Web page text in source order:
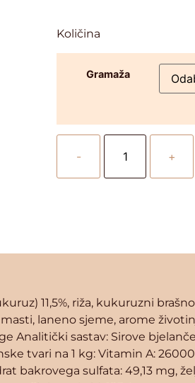
Količina
Gramaža
- +
11,5%, riža, kukuruzni
laneno sjeme, arome
sastav: Sirove
tvari na 1 kg: Vitamin A:
bakrovega sulfata: 49,13 mg,